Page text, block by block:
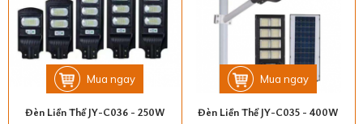
Mua ngay
Đèn Liền Thể JY-C036 - 250W
Mua ngay
Đèn Liền Thể JY-C035 - 400W